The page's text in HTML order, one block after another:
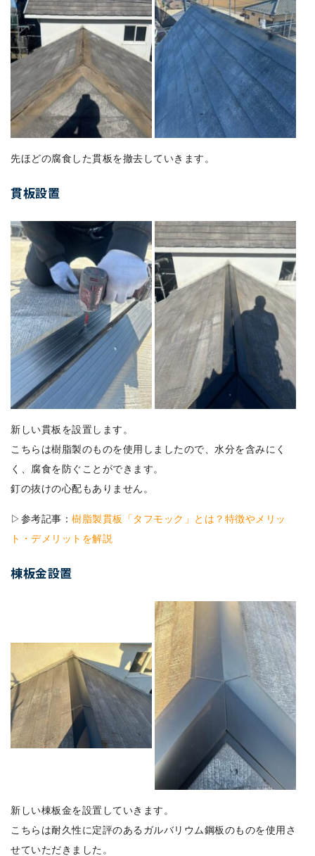
先ほどの腐食した貫板を撤去していきます。
貫板設置
新しい貫板を設置します。
こちらは樹脂製のものを使用しましたので、水分を含みにく
く、腐食を防ぐことができます。
釘の抜けの心配もありません。
▷参考記事： 樹脂製貫板「タフモック」とは？特徴やメリッ
ト・デメリットを解説
棟板金設置
新しい棟板金を設置していきます。
こちらは耐久性に定評のあるガルバリウム鋼板のものを使用さ
せていただきました。